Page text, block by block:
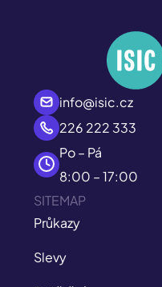
info@isic.cz
226 222 333
Po – Pá
8:00 – 17:00
SITEMAP
Průkazy
Slevy